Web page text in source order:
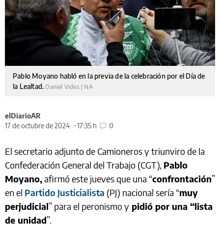
Pablo Moyano habló en la previa de la celebración por el Día de
la Lealtad. Daniel Vides | NA
elDiarioAR
17 de octubre de 2024
17:35 h 0
El secretario adjunto de Camioneros y triunviro de la
Confederación General del Trabajo (CGT), Pablo
Moyano,afirmó este jueves que una “confrontación”
en el Partido Justicialista (PJ) nacional sería “muy
perjudicial” para el peronismo y pidió por una “lista
de unidad”.